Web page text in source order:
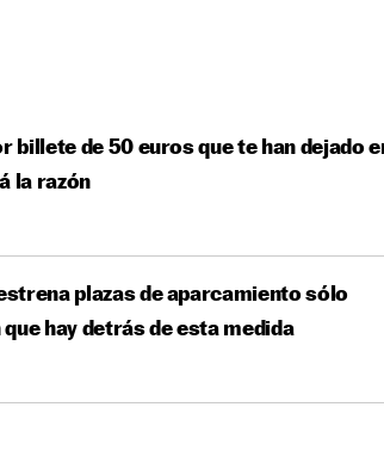
billete de 50 euros que te han dejado
la razón
plazas de aparcamiento sólo
hay detrás de esta medida